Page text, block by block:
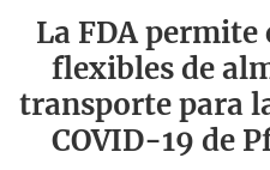
La FDA
flexibles de
transporte para
COVID-19 de